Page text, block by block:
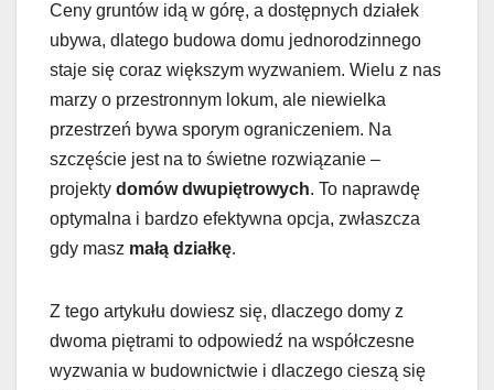
Ceny gruntów idą w górę, a dostępnych działek
ubywa, dlatego budowa domu jednorodzinnego
staje się coraz większym wyzwaniem. Wielu z nas
marzy o przestronnym lokum, ale niewielka
przestrzeń bywa sporym ograniczeniem. Na
szczęście jest na to świetne rozwiązanie –
projekty domów dwupiętrowych. To naprawdę
optymalna i bardzo efektywna opcja, zwłaszcza
gdy masz małą działkę.
Z tego artykułu dowiesz się, dlaczego domy z
dwoma piętrami to odpowiedź na współczesne
wyzwania w budownictwie i dlaczego cieszą się